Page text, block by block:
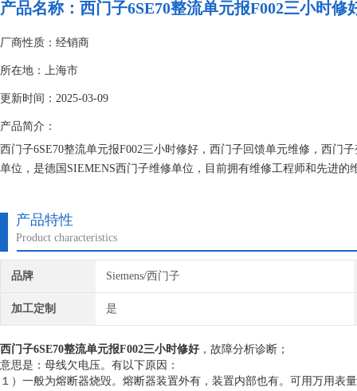
产品名称： 西门子6SE70整流单元报F002三小时修
厂商性质：经销商
所在地：上海市
更新时间：2025-03-09
产品简介：
西门子6SE70整流单元报F002三小时修好，西门子回馈单元维修，西门
单位，是德国SIEMENS西门子维修单位，目前拥有维修工程师和先进
产品特性
Product characteristics
品牌 Siemens/西门子
加工定制 是
西门子6SE70整流单元报F002三小时修好 ，故障分析诊断；
意思是：母线欠电压。有以下原因：
１）一般为熔断器烧毁。熔断器装置外有，装置内部也有。可用万用